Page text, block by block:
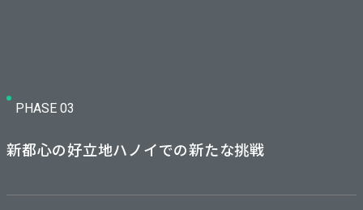
PHASE 03
新都心の好立地ハノイでの新たな挑戦